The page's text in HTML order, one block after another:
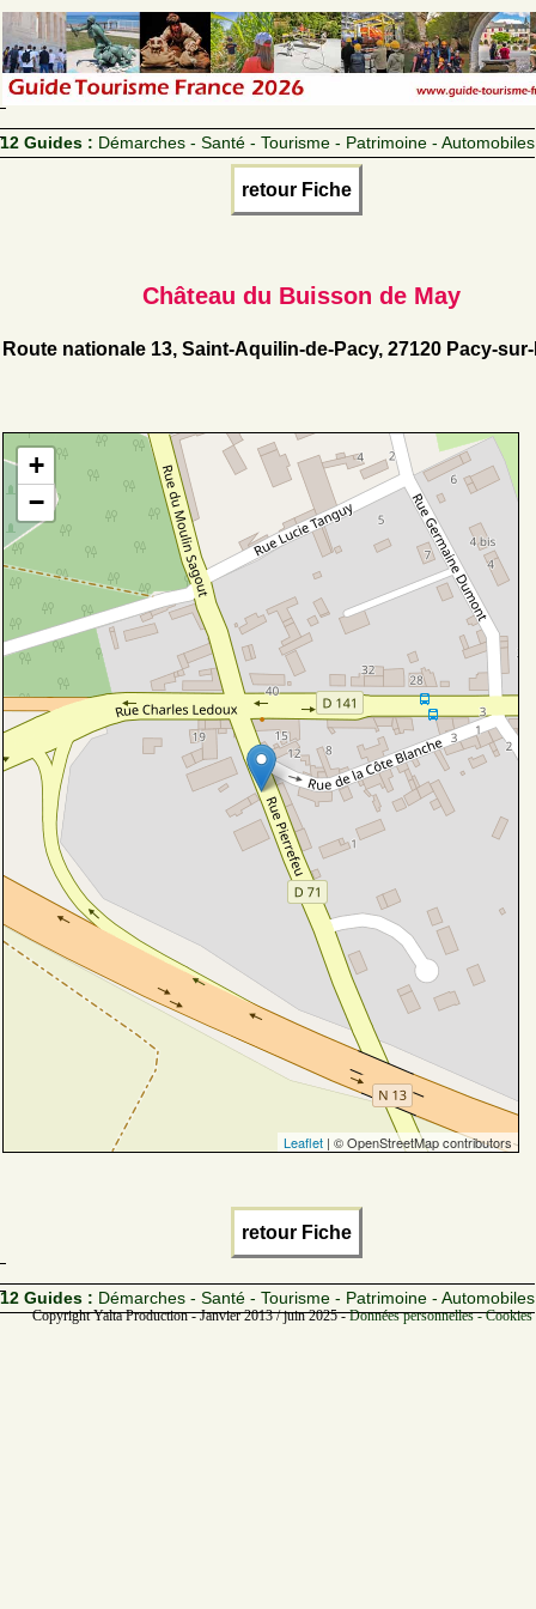
12 Guides : Démarches - Santé - Tourisme - Patrimoine - Automobiles
retour Fiche
Château du Buisson de May
Route nationale 13, Saint-Aquilin-de-Pacy, 27120 Pacy-
+
−
Leaflet | © OpenStreetMap contributors
retour Fiche
12 Guides : Démarches - Santé - Tourisme - Patrimoine - Automobiles
Copyright Yalta Production - Janvier 2013 / juin 2025 -Données personnelles -